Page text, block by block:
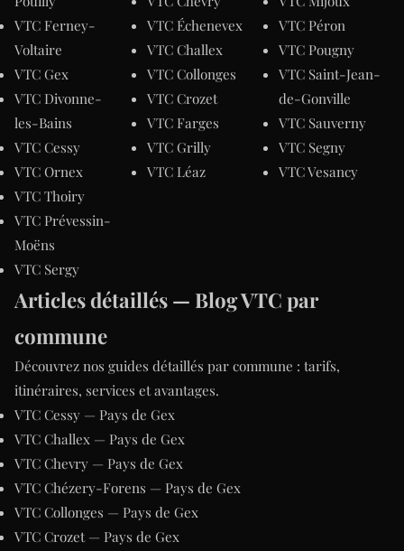
VTC Ferney-
Voltaire
VTC Gex
VTC Divonne-
les-Bains
VTC Cessy
VTC Ornex
VTC Thoiry
VTC Prévessin-
Moëns
VTC Sergy
VTC Échenevex
VTC Challex
VTC Collonges
VTC Crozet
VTC Farges
VTC Grilly
VTC Léaz
VTC Péron
VTC Pougny
VTC Saint-Jean-
de-Gonville
VTC Sauverny
VTC Segny
VTC Vesancy
Articles détaillés — Blog VTC par
commune
Découvrez nos guides détaillés par commune : tarifs,
itinéraires, services et avantages.
VTC Cessy — Pays de Gex
VTC Challex — Pays de Gex
VTC Chevry — Pays de Gex
VTC Chézery-Forens — Pays de Gex
VTC Collonges — Pays de Gex
VTC Crozet — Pays de Gex